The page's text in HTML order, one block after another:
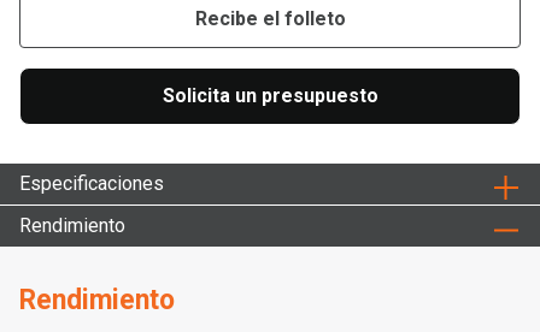
Recibe el folleto
Solicita un presupuesto
Especificaciones
Rendimiento
Rendimiento